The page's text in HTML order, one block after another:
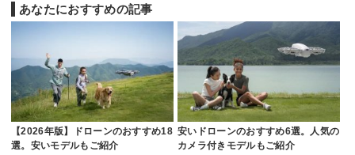
あなたにおすすめの記事
【2026年版】ドローンのおすすめ18
選。安いモデルもご紹介
安いドローンのおすすめ6選。人気の
カメラ付きモデルもご紹介